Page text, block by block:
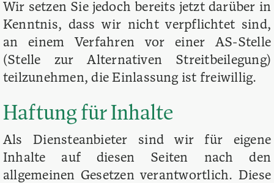
Wir setzen Sie jedoch bereits jetzt darüber in
Kenntnis, dass wir nicht verpflichtet sind,
an einem Verfahren vor einer AS-Stelle
(Stelle zur Alternativen Streitbeilegung)
teilzunehmen, die Einlassung ist freiwillig.
Haftung für Inhalte
Als Diensteanbieter sind wir für eigene
Inhalte auf diesen Seiten nach den
allgemeinen Gesetzen verantwortlich. Diese